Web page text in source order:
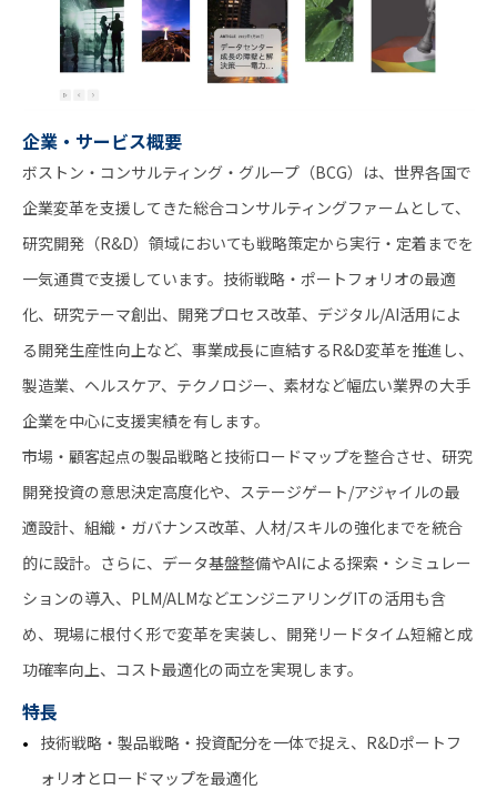
企業・サービス概要
ボストン・コンサルティング・グループ（BCG）は、世界各国で
企業変革を支援してきた総合コンサルティングファームとして、
研究開発（R&D）領域においても戦略策定から実行・定着までを
一気通貫で支援しています。技術戦略・ポートフォリオの最適
化、研究テーマ創出、開発プロセス改革、デジタル/AI活用によ
る開発生産性向上など、事業成長に直結するR&D変革を推進し、
製造業、ヘルスケア、テクノロジー、素材など幅広い業界の大手
企業を中心に支援実績を有します。
市場・顧客起点の製品戦略と技術ロードマップを整合させ、研究
開発投資の意思決定高度化や、ステージゲート/アジャイルの最
適設計、組織・ガバナンス改革、人材/スキルの強化までを統合
的に設計。さらに、データ基盤整備やAIによる探索・シミュレー
ションの導入、PLM/ALMなどエンジニアリングITの活用も含
め、現場に根付く形で変革を実装し、開発リードタイム短縮と成
功確率向上、コスト最適化の両立を実現します。
特長
技術戦略・製品戦略・投資配分を一体で捉え、R&Dポートフ
ォリオとロードマップを最適化